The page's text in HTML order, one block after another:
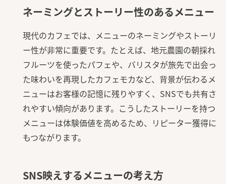
ネーミングとストーリー性のあるメニュー
現代のカフェでは、メニューのネーミングやストーリ
ー性が非常に重要です。たとえば、地元農園の朝採れ
フルーツを使ったパフェや、バリスタが旅先で出会っ
た味わいを再現したカフェモカなど、背景が伝わるメ
ニューはお客様の記憶に残りやすく、SNSでも共有さ
れやすい傾向があります。こうしたストーリーを持つ
メニューは体験価値を高めるため、リピーター獲得に
もつながります。
SNS映えするメニューの考え方